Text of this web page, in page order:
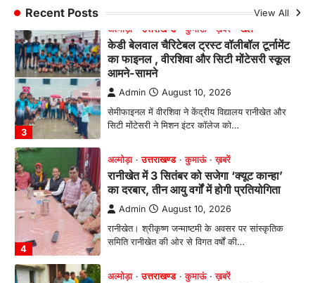
Recent Posts View All
3
अल्मोड़ा उत्तराखण्ड कुमाऊं ख़बरें खेल
केडी बेलवाल चैरिटेबल ट्रस्ट वॉलीबॉल टूर्नामेंट
का फाइनल , वीरशिवा और सिटी मोंटेसरी स्कूल
आमने-सामने
Admin August 10, 2026
सेमीफाइनल में वीरशिवा ने केंद्रीय विद्यालय रानीखेत और
सिटी मोंटेसरी ने मिशन इंटर कॉलेज को…
4
अल्मोड़ा उत्तराखण्ड कुमाऊं ख़बरें
रानीखेत में 3 सितंबर को सजेगा ‘क्यूट कान्हा’
का दरबार, तीन आयु वर्गों में होगी प्रतियोगिता
Admin August 10, 2026
रानीखेत। श्रीकृष्ण जन्माष्टमी के अवसर पर सांस्कृतिक
समिति रानीखेत की ओर से विगत वर्षों की…
अल्मोड़ा उत्तराखण्ड कुमाऊं ख़बरें